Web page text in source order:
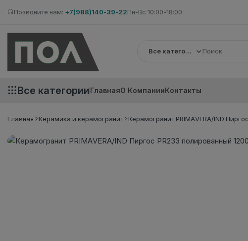
Позвоните нам: +7(988)140-39-22Пн-Вс 10:00-18:00
Все категории
Все категорииГлавнаяО КомпанииКонтакты
Главная Керамика и керамогранит Керамогранит PRIMAVERA/IND